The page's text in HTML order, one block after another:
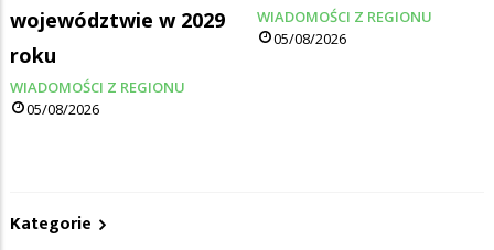
województwie w 2029
roku
WIADOMOŚCI Z REGIONU
05/08/2026
WIADOMOŚCI Z REGIONU
05/08/2026
Kategorie